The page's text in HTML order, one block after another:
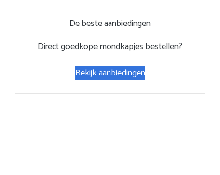
De beste aanbiedingen
Direct goedkope mondkapjes bestellen?
Bekijk aanbiedingen